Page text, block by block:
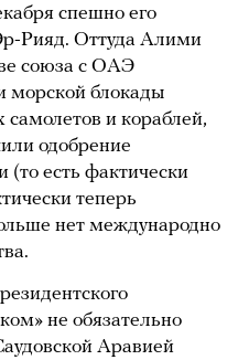
спешно его
Рияд. Оттуда Алими
союза с ОАЭ
морской блокады
и кораблей,
одобрение
есть фактически
теперь
нет международно
не обязательно
Аравией